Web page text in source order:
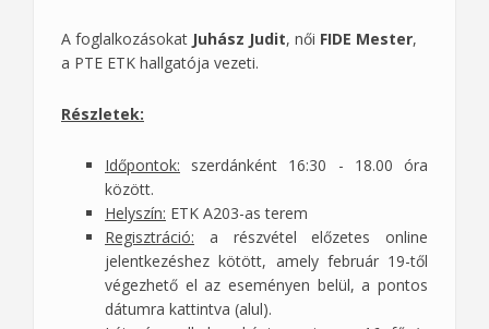
A foglalkozásokat Juhász Judit, női FIDE Mester,
a PTE ETK hallgatója vezeti.
Részletek:
Időpontok: szerdánként 16:30 - 18.00 óra
között.
Helyszín: ETK A203-as terem
Regisztráció: a részvétel előzetes online
jelentkezéshez kötött, amely február 19-től
végezhető el az eseményen belül, a pontos
dátumra kattintva (alul).